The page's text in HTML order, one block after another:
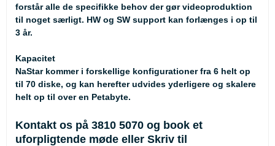
forstår alle de specifikke behov der gør videoproduktion
til noget særligt. HW og SW support kan forlænges i op til
3 år.
Kapacitet
NaStar kommer i forskellige konfigurationer fra 6 helt op
til 70 diske, og kan herefter udvides yderligere og skalere
helt op til over en Petabyte.
Kontakt os på 3810 5070 og book et
uforpligtende møde eller Skriv til